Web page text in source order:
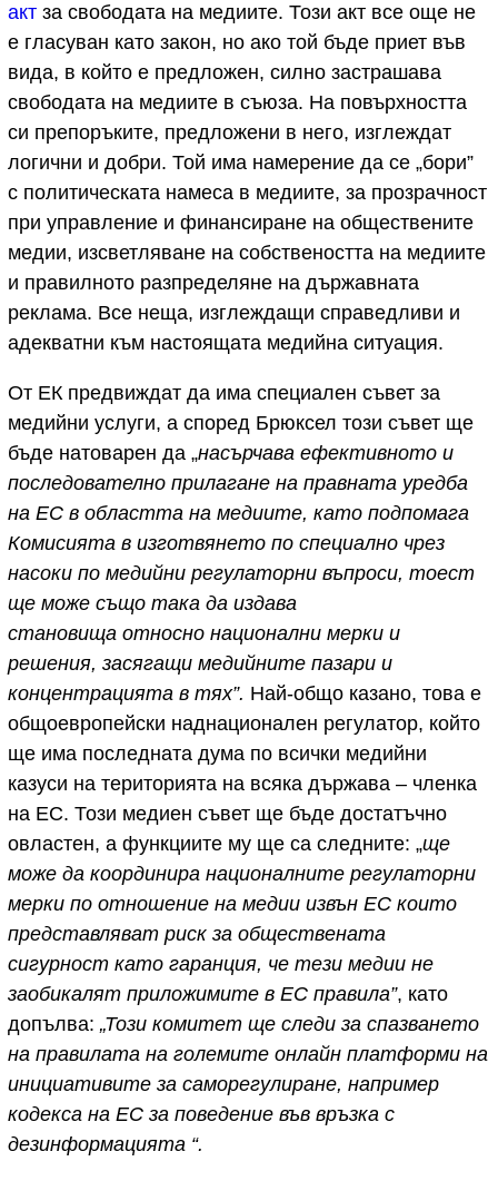
акт за свободата на медиите. Този акт все още не
е гласуван като закон, но ако той бъде приет във
вида, в който е предложен, силно застрашава
свободата на медиите в съюза. На повърхността
си препоръките, предложени в него, изглеждат
логични и добри. Той има намерение да се „бори”
с политическата намеса в медиите, за прозрачност
при управление и финансиране на обществените
медии, изсветляване на собствеността на медиите
и правилното разпределяне на държавната
реклама. Все неща, изглеждащи справедливи и
адекватни към настоящата медийна ситуация.
От ЕК предвиждат да има специален съвет за
медийни услуги, а според Брюксел този съвет ще
бъде натоварен да „насърчава ефективното и
последователно прилагане на правната уредба
на ЕС в областта на медиите, като подпомага
Комисията в изготвянето по специално чрез
насоки по медийни регулаторни въпроси, тоест
ще може също така да издава
становища относно национални мерки и
решения, засягащи медийните пазари и
концентрацията в тях”. Най-общо казано, това е
общоевропейски наднационален регулатор, който
ще има последната дума по всички медийни
казуси на територията на всяка държава – членка
на ЕС. Този медиен съвет ще бъде достатъчно
овластен, а функциите му ще са следните: „ще
може да координира националните регулаторни
мерки по отношение на медии извън ЕС които
представляват риск за обществената
сигурност като гаранция, че тези медии не
заобикалят приложимите в ЕС правила”, като
допълва: „Този комитет ще следи за спазването
на правилата на големите онлайн платформи на
инициативите за саморегулиране, например
кодекса на ЕС за поведение във връзка с
дезинформацията “.